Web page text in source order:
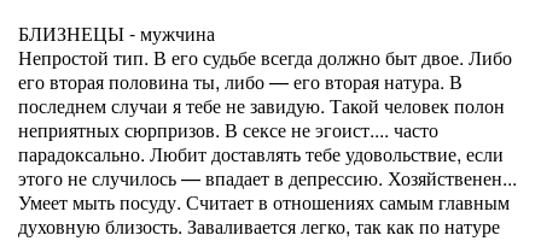
БЛИЗНЕЦЫ - мужчина
Непростой тип. В его судьбе всегда должно быт двое. Либо
его вторая половина ты, либо — его вторая натура. В
последнем случаи я тебе не завидую. Такой человек полон
неприятных сюрпризов. В сексе не эгоист.... часто
парадоксально. Любит доставлять тебе удовольствие, если
этого не случилось — впадает в депрессию. Хозяйственен...
Умеет мыть посуду. Считает в отношениях самым главным
духовную близость. Заваливается легко, так как по натуре